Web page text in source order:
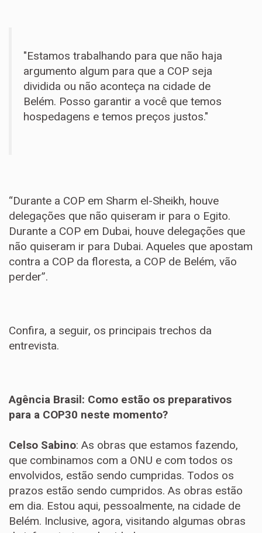
"Estamos trabalhando para que não haja
argumento algum para que a COP seja
dividida ou não aconteça na cidade de
Belém. Posso garantir a você que temos
hospedagens e temos preços justos."
“Durante a COP em Sharm el-Sheikh, houve
delegações que não quiseram ir para o Egito.
Durante a COP em Dubai, houve delegações que
não quiseram ir para Dubai. Aqueles que apostam
contra a COP da floresta, a COP de Belém, vão
perder”.
Confira, a seguir, os principais trechos da
entrevista.
Agência Brasil: Como estão os preparativos
para a COP30 neste momento?
Celso Sabino: As obras que estamos fazendo,
que combinamos com a ONU e com todos os
envolvidos, estão sendo cumpridas. Todos os
prazos estão sendo cumpridos. As obras estão
em dia. Estou aqui, pessoalmente, na cidade de
Belém. Inclusive, agora, visitando algumas obras